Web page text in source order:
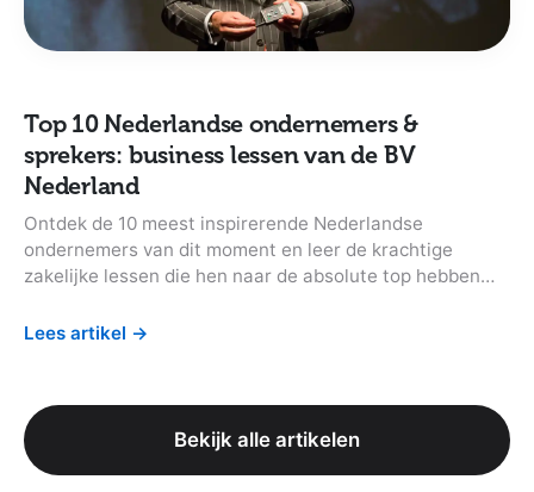
Top 10 Nederlandse ondernemers &
sprekers: business lessen van de BV
Nederland
Ontdek de 10 meest inspirerende Nederlandse
ondernemers van dit moment en leer de krachtige
zakelijke lessen die hen naar de absolute top hebben
Lees artikel →
Bekijk alle artikelen